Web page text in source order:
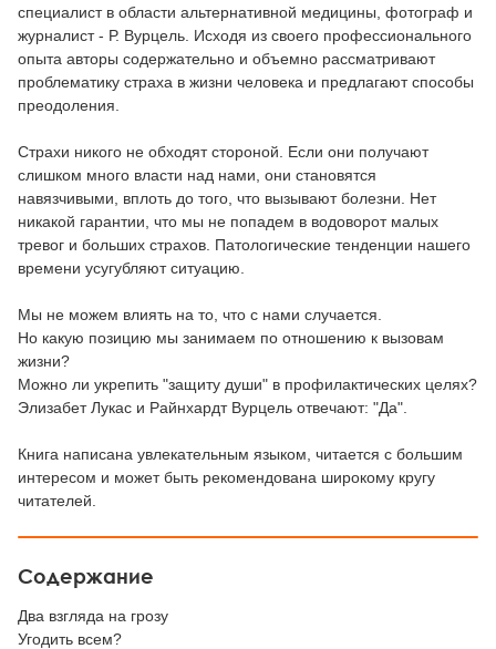
специалист в области альтернативной медицины, фотограф и
журналист - Р. Вурцель. Исходя из своего профессионального
опыта авторы содержательно и объемно рассматривают
проблематику страха в жизни человека и предлагают способы
преодоления.
Страхи никого не обходят стороной. Если они получают
слишком много власти над нами, они становятся
навязчивыми, вплоть до того, что вызывают болезни. Нет
никакой гарантии, что мы не попадем в водоворот малых
тревог и больших страхов. Патологические тенденции нашего
времени усугубляют ситуацию.
Мы не можем влиять на то, что с нами случается.
Но какую позицию мы занимаем по отношению к вызовам
жизни?
Можно ли укрепить "защиту души" в профилактических целях?
Элизабет Лукас и Райнхардт Вурцель отвечают: "Да".
Книга написана увлекательным языком, читается с большим
интересом и может быть рекомендована широкому кругу
читателей.
Содержание
Два взгляда на грозу
Угодить всем?